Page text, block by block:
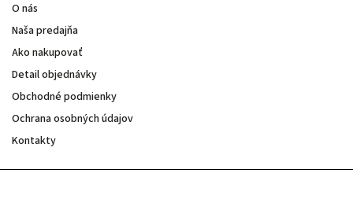
O nás
Naša predajňa
Ako nakupovať
Detail objednávky
Obchodné podmienky
Ochrana osobných údajov
Kontakty